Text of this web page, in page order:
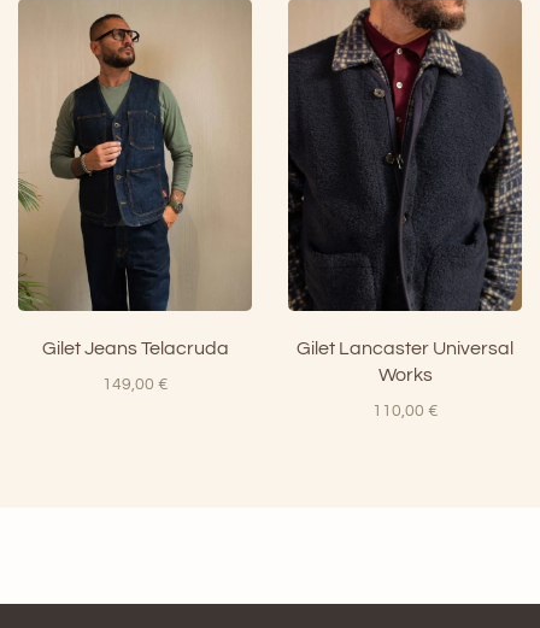
prezzo
originale
era:
79,00 €.
prezzo
attuale
è:
47,00 €.
Gilet Jeans Telacruda
149,00 €
Gilet Lancaster Universal
Works
110,00 €